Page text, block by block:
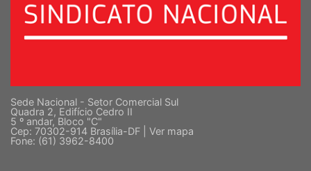
Sede Nacional - Setor Comercial Sul
Quadra 2, Edifício Cedro II
5 º andar, Bloco "C"
Cep: 70302-914 Brasília-DF | Ver mapa
Fone: (61) 3962-8400